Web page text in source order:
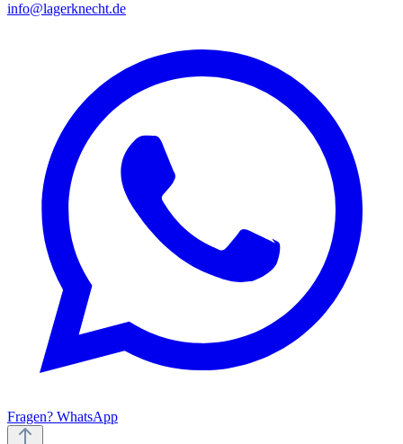
info@lagerknecht.de
Fragen? WhatsApp